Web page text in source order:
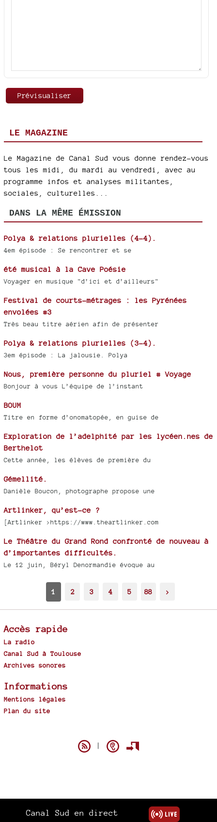
LE MAGAZINE
Le Magazine de Canal Sud vous donne rendez-vous
tous les midi, du mardi au vendredi, avec au
programme infos et analyses militantes,
sociales, culturelles...
DANS LA MÊME ÉMISSION
Polya & relations plurielles (4-4).
4em épisode : Se rencontrer et se
été musical à la Cave Poésie
Voyager en musique "d’ici et d’ailleurs"
Festival de courts-métrages : les Pyrénées
envolées #3
Très beau titre aérien afin de présenter
Polya & relations plurielles (3-4).
3em épisode : La jalousie. Polya
Nous, première personne du pluriel # Voyage
Bonjour à vous L’équipe de l’instant
BOUM
Titre en forme d’onomatopée, en guise de
Exploration de l’adelphité par les lycéen.nes de
Berthelot
Cette année, les élèves de première du
Gémellité.
Danièle Boucon, photographe propose une
Artlinker, qu’est-ce ?
[Artlinker >https://www.theartlinker.com
Le Théâtre du Grand Rond confronté de nouveau à
d’importantes difficultés.
Le 12 juin, Béryl Denormandie évoque au
1 2 3 4 5 88 >
Accès rapide
La radio
Canal Sud à Toulouse
Archives sonores
Informations
Mentions légales
Plan du site
|
Canal Sud en direct